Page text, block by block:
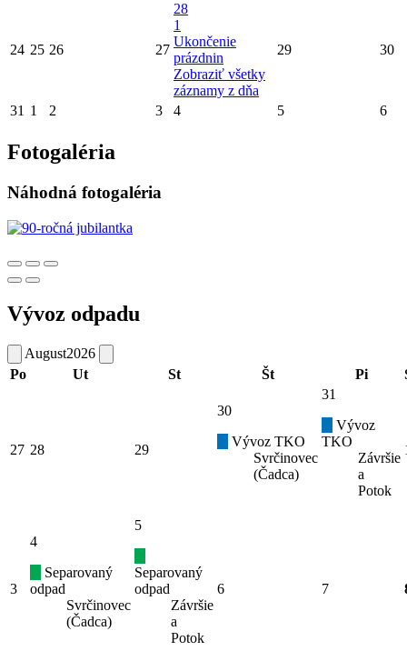
24 25 26 27
28
1
Ukončenie
prázdnin
Zobraziť všetky
záznamy z dňa
29 30
31 1 2 3 4 5 6
Fotogaléria
Náhodná fotogaléria
Vývoz odpadu
August2026
Po
Ut St Št Pi
27 28 29
30
Vývoz TKO
Svrčinovec
(Čadca)
31
Vývoz
TKO
Závršie
a
Potok
3
4
Separovaný
odpad
Svrčinovec
(Čadca)
5
Separovaný
odpad
Závršie
a
Potok
6 7